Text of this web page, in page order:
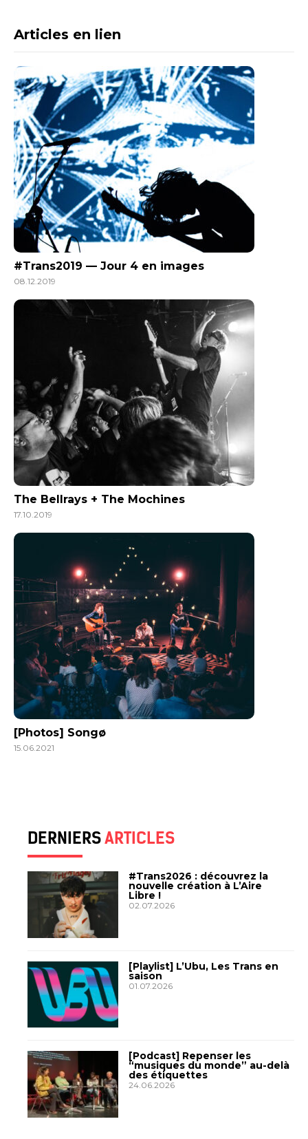
Articles en lien
#Trans2019 — Jour 4 en images
08.12.2019
The Bellrays + The Mochines
17.10.2019
[Photos] Songø
15.06.2021
DERNIERSARTICLES
#Trans2026 : découvrez la
nouvelle création à L’Aire
Libre !
02.07.2026
[Playlist] L’Ubu, Les Trans en
saison
01.07.2026
[Podcast] Repenser les
“musiques du monde” au-delà
des étiquettes
24.06.2026